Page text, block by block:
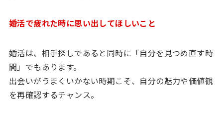
婚活で疲れた時に思い出してほしいこと
婚活は、相手探しであると同時に「自分を見つめ直す時
間」でもあります。
出会いがうまくいかない時期こそ、自分の魅力や価値観
を再確認するチャンス。